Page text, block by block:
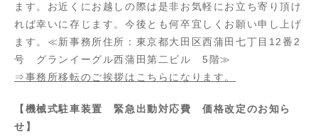
ます。お近くにお越しの際は是非お気軽にお立ち寄り頂け
れば幸いに存じます。今後とも何卒宜しくお願い申し上げ
ます。≪新事務所住所：東京都大田区西蒲田七丁目12番2
号 グランイーグル西蒲田第二ビル 5階≫
⇒事務所移転のご挨拶はこちらになります。
【機械式駐車装置 緊急出動対応費 価格改定のお知ら
せ】